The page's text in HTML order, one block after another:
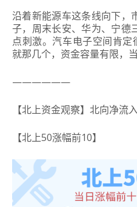
沿着新能源车这条线向下，
子，周末长安、华为、宁德
点刺激。汽车电子空间肯
就那几个，资金容量有限，
——————
【北上资金观察】北向净流
【北上50涨幅前10】